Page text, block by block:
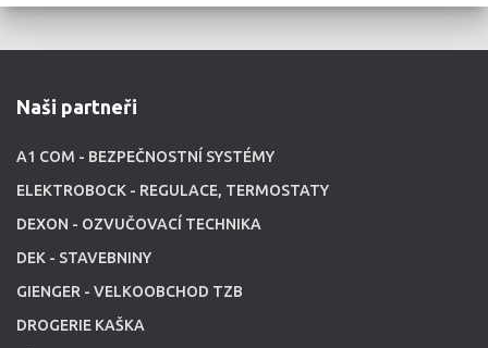
Naši partneři
A1 COM - BEZPEČNOSTNÍ SYSTÉMY
ELEKTROBOCK - REGULACE, TERMOSTATY
DEXON - OZVUČOVACÍ TECHNIKA
DEK - STAVEBNINY
GIENGER - VELKOOBCHOD TZB
DROGERIE KAŠKA